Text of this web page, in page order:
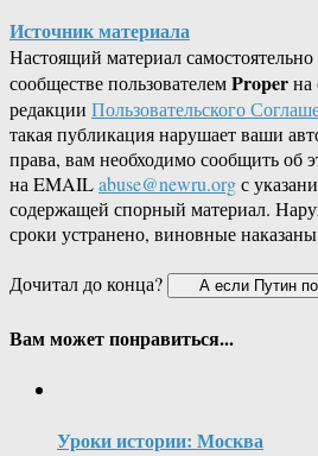
Источник материала
Настоящий материал
сообществе пользователемProperна
редакции Пользовательского
такая публикация нарушает ваши
права, вам необходимо сообщить об
на EMAILabuse@newru.orgс
содержащей спорный материал.
сроки устранено, виновные
Дочитал до конца?
Вам может понравиться...
Уроки истории: Москва